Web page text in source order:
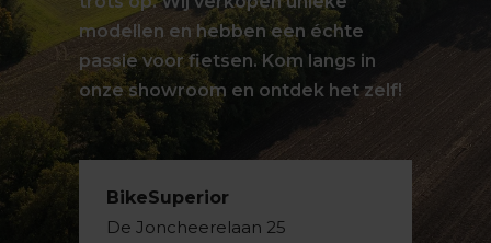
modellen en hebben een échte
passie voor fietsen. Kom langs in
onze showroom en ontdek het zelf!
BikeSuperior
De Joncheerelaan 25